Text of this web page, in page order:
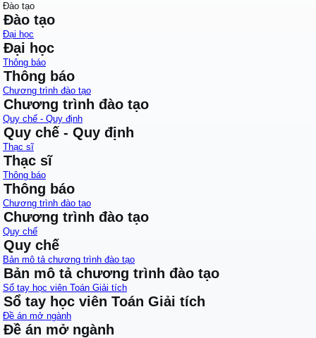
Đào tạo
Đào tạo
Đại học
Đại học
Thông báo
Thông báo
Chương trình đào tạo
Chương trình đào tạo
Quy chế - Quy định
Quy chế - Quy định
Thạc sĩ
Thạc sĩ
Thông báo
Thông báo
Chương trình đào tạo
Chương trình đào tạo
Quy chế
Quy chế
Bản mô tả chương trình đào tạo
Bản mô tả chương trình đào tạo
Sổ tay học viên Toán Giải tích
Sổ tay học viên Toán Giải tích
Đề án mở ngành
Đề án mở ngành